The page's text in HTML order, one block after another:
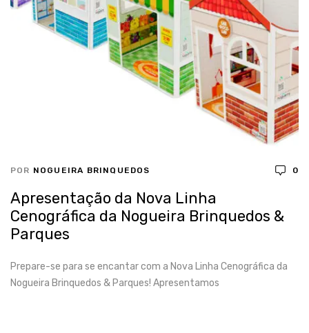
POR NOGUEIRA BRINQUEDOS 0
Apresentação da Nova Linha
Cenográfica da Nogueira Brinquedos &
Parques
Prepare-se para se encantar com a Nova Linha Cenográfica da
Nogueira Brinquedos & Parques! Apresentamos